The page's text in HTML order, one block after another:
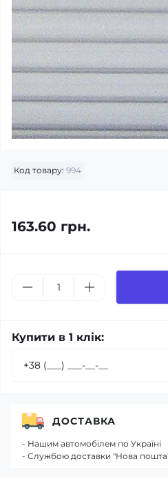
Код товару: 994
163.60 грн.
Купити в 1 клік:
ДОСТАВКА
- Нашим автомобілем по Україні
- Службою доставки "Нова